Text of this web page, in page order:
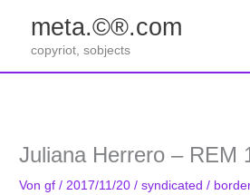
springen
meta.©®.com
copyriot, sobjects
Juliana Herrero – REM
Vongf/ 2017/11/20/syndicated /